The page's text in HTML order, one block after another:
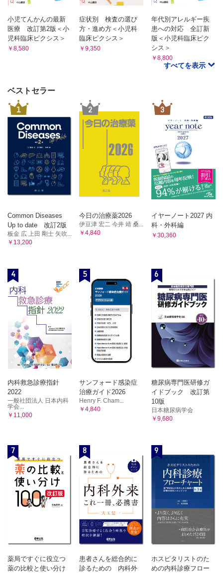
小児てんかんの最新
医療 改訂第2版＜小
児科臨床ピクシス＞
￥8,580
症状別 検査の選び
方・進め方＜小児科
臨床ピクシス＞
￥9,350
年代別アレルギー疾
患への対応 全訂新
版＜小児科臨床ピク
シス＞
￥8,800
すべてを表示
ベストセラー
1
Common Diseases
Up to date 改訂2版
板金 広 上田 剛士 矢吹...
￥13,200
2
今日の治療薬2026
伊豆津 宏二 今井 靖 桑...
￥4,840
3
イヤーノート2027 内
科・外科編
￥30,360
4
内科救急診療指針
2022
一般社団法人 日本内科
学会...
￥11,000
5
サンフォード感染症
治療ガイド2026
Henry F. Cham...
￥4,840
6
糖尿病専門医研修ガ
イドブック 改訂第
10版
日本糖尿病学会
￥9,680
7
薬局ですぐに役立つ
薬の比較と使い分け
8
患者さんを総合的に
診るための 内科外
9
ホスピタリストのた
めの内科診療フロー